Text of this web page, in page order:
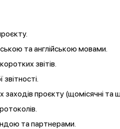
та англійською мовами.
звітів.
проєкту (щомісячні та
та партнерами.